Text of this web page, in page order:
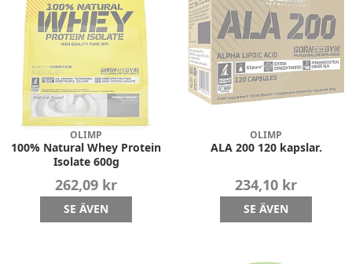
OLIMP
100% Natural Whey Protein
Isolate 600g
262,09 kr
SE ÄVEN
OLIMP
ALA 200 120 kapslar.
234,10 kr
SE ÄVEN